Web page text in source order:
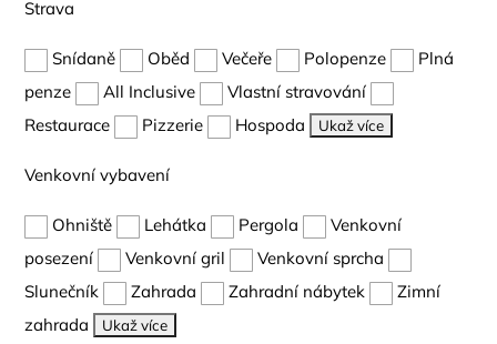
Strava
Snídaně Oběd Večeře Polopenze
Plná
penze
All Inclusive
Vlastní stravování
Restaurace
Pizzerie Hospoda Ukaž více
Venkovní vybavení
Ohniště Lehátka Pergola
Venkovní
posezení
Venkovní gril
Venkovní sprcha
Slunečník
Zahrada Zahradní nábytek
Zimní
zahrada
Ukaž více